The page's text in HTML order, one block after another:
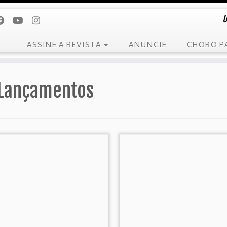
ASSINE A REVISTA ANUNCIE CHORO
Lançamentos